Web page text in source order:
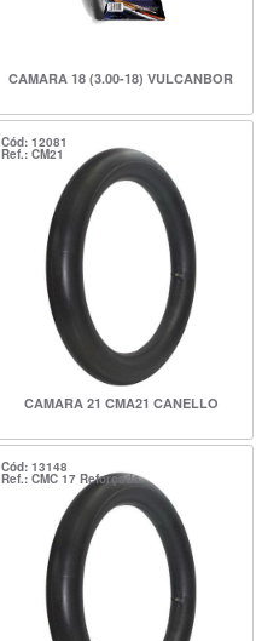
CAMARA 18 (3.00-18) VULCANBOR
Cód: 12081
Ref.: CM21
CAMARA 21 CMA21 CANELLO
Cód: 13148
Ref.: CMC 17 Reforçada